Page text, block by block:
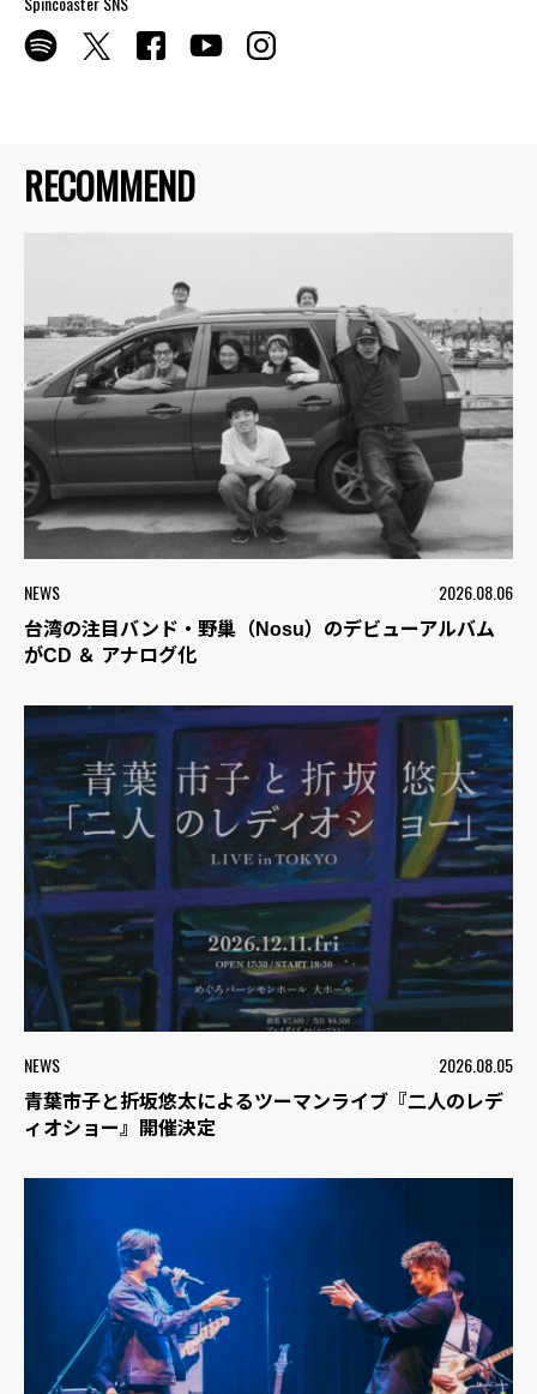
RECOMMEND
NEWS 2026.08.06
台湾の注目バンド・野巢（Nosu）のデビューアルバム
がCD ＆ アナログ化
NEWS 2026.08.05
青葉市子と折坂悠太によるツーマンライブ『二人のレデ
ィオショー』開催決定